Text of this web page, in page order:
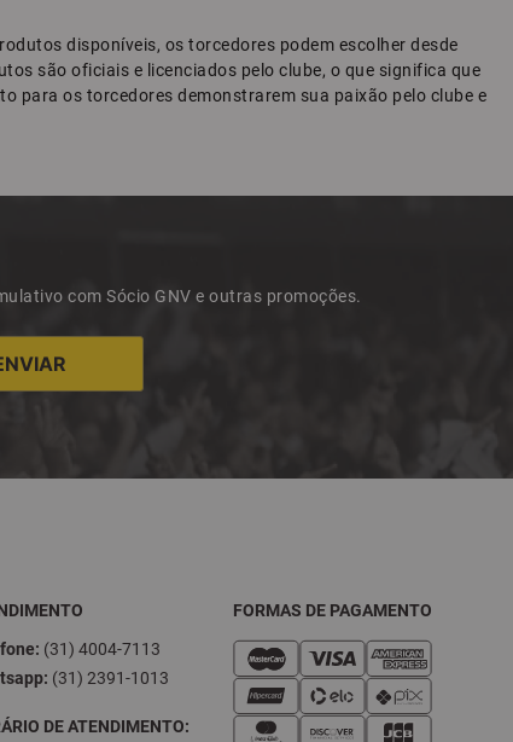
disponíveis, os torcedores podem escolher desde
são oficiais e licenciados pelo clube, o que significa que
para os torcedores demonstrarem sua paixão pelo clube e
com Sócio GNV e outras promoções.
(31) 4004-7113
(31) 2391-1013
DE ATENDIMENTO:
FORMAS DE PAGAMENTO